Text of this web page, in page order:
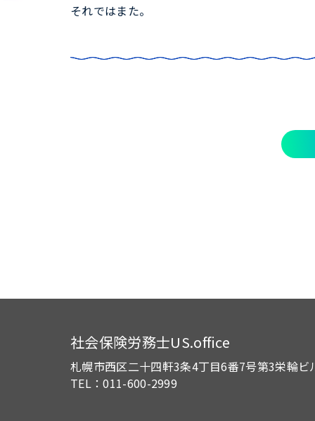
それではまた。
社会保険労務士US.office
札幌市西区二十四軒3条4丁目6番7号第3栄輪ビ
TEL：011-600-2999